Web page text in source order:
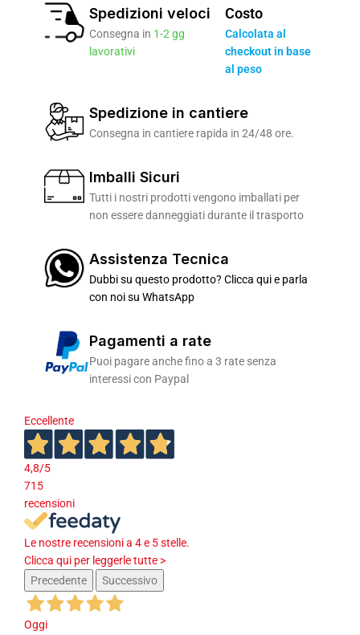
Spedizioni veloci
Consegna in 1-2 gg
lavorativi
Costo
Calcolata al
checkout in base
al peso
Spedizione in cantiere
Consegna in cantiere rapida in 24/48 ore.
Imballi Sicuri
Tutti i nostri prodotti vengono imballati per
non essere danneggiati durante il trasporto
Assistenza Tecnica
Dubbi su questo prodotto? Clicca qui e parla
con noi su WhatsApp
Pagamenti a rate
Puoi pagare anche fino a 3 rate senza
interessi con Paypal
Eccellente
4,8/5
715
recensioni
Le nostre recensioni a 4 e 5 stelle.
Clicca qui per leggerle tutte >
Precedente
Successivo
Oggi